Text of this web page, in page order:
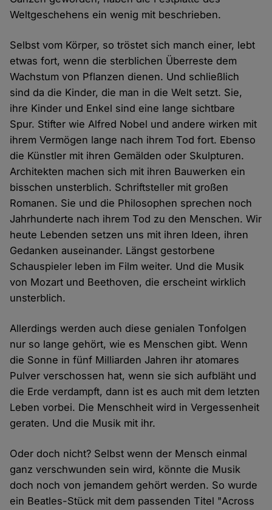
Weltgeschehens ein wenig mit beschrieben.
Selbst vom Körper, so tröstet sich manch einer, lebt
etwas fort, wenn die sterblichen Überreste dem
Wachstum von Pflanzen dienen. Und schließlich
sind da die Kinder, die man in die Welt setzt. Sie,
ihre Kinder und Enkel sind eine lange sichtbare
Spur. Stifter wie Alfred Nobel und andere wirken mit
ihrem Vermögen lange nach ihrem Tod fort. Ebenso
die Künstler mit ihren Gemälden oder Skulpturen.
Architekten machen sich mit ihren Bauwerken ein
bisschen unsterblich. Schriftsteller mit großen
Romanen. Sie und die Philosophen sprechen noch
Jahrhunderte nach ihrem Tod zu den Menschen. Wir
heute Lebenden setzen uns mit ihren Ideen, ihren
Gedanken auseinander. Längst gestorbene
Schauspieler leben im Film weiter. Und die Musik
von Mozart und Beethoven, die erscheint wirklich
unsterblich.
Allerdings werden auch diese genialen Tonfolgen
nur so lange gehört, wie es Menschen gibt. Wenn
die Sonne in fünf Milliarden Jahren ihr atomares
Pulver verschossen hat, wenn sie sich aufbläht und
die Erde verdampft, dann ist es auch mit dem letzten
Leben vorbei. Die Menschheit wird in Vergessenheit
geraten. Und die Musik mit ihr.
Oder doch nicht? Selbst wenn der Mensch einmal
ganz verschwunden sein wird, könnte die Musik
doch noch von jemandem gehört werden. So wurde
ein Beatles-Stück mit dem passenden Titel "Across